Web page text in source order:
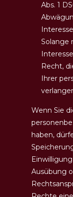
Abs. 1
Solange
Recht,
Ihrer
Wenn Sie
haben,
Ausübung